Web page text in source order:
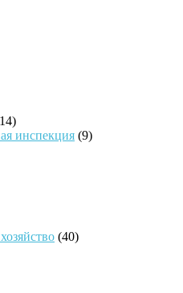
инспекция (9)
(40)